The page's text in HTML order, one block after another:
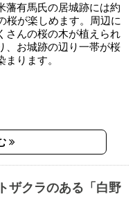
藩有馬氏の居城跡には約
桜が楽しめます。周辺に
さんの桜の木が植えられ
、お城跡の辺り一帯が桜
まります。
ザクラのある「白野